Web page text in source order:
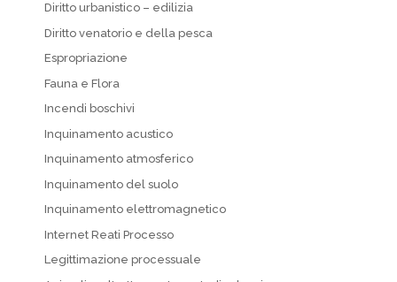
Diritto urbanistico – edilizia
Diritto venatorio e della pesca
Espropriazione
Fauna e Flora
Incendi boschivi
Inquinamento acustico
Inquinamento atmosferico
Inquinamento del suolo
Inquinamento elettromagnetico
Internet Reati Processo
Legittimazione processuale